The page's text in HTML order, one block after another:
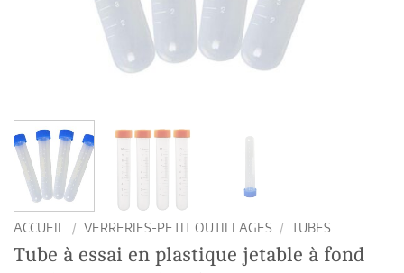
ACCUEIL / VERRERIES-PETIT OUTILLAGES / TUBES
Tube à essai en plastique jetable à fond